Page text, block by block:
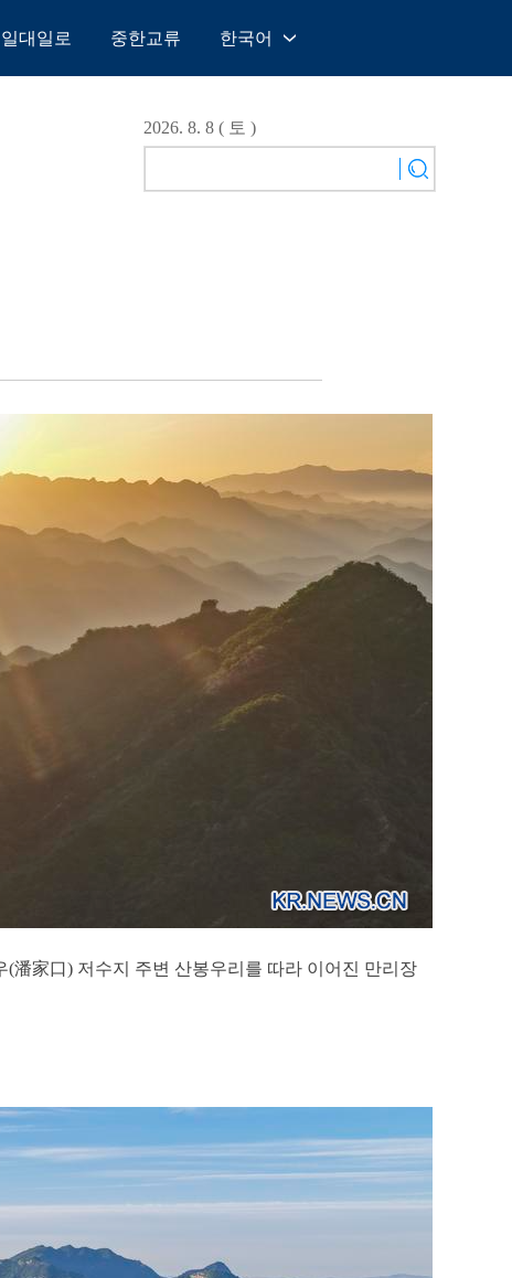
일대일로 중한교류 한국어
English
Español
2026. 8. 8 ( 토 )
潘家口) 저수지 주변 산봉우리를 따라 이어진 만리장